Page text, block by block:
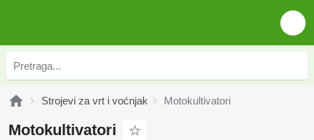
Strojevi za vrt i voćnjak Motokultivatori
Motokultivatori